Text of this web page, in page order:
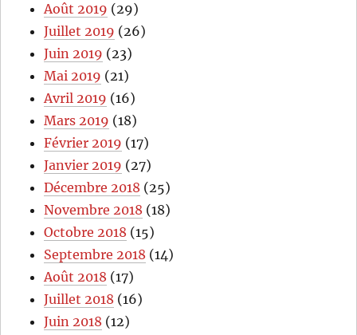
Août 2019 (29)
Juillet 2019 (26)
Juin 2019 (23)
Mai 2019 (21)
Avril 2019 (16)
Mars 2019 (18)
Février 2019 (17)
Janvier 2019 (27)
Décembre 2018 (25)
Novembre 2018 (18)
Octobre 2018 (15)
Septembre 2018 (14)
Août 2018 (17)
Juillet 2018 (16)
Juin 2018 (12)